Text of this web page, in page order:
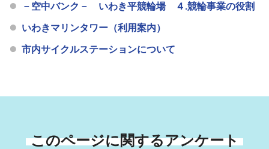
－空中バンク－ いわき平競輪場 ４.競輪事業の役割
いわきマリンタワー（利用案内）
市内サイクルステーションについて
このページに関するアンケート